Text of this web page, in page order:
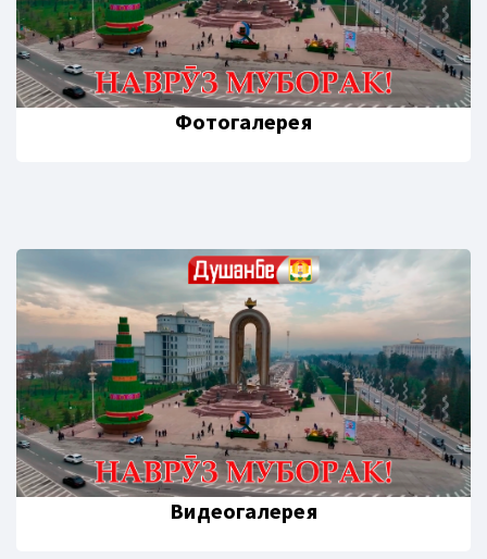
Фотогалерея
Видеогалерея